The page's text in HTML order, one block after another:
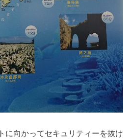
に向かってセキュリティーを抜け